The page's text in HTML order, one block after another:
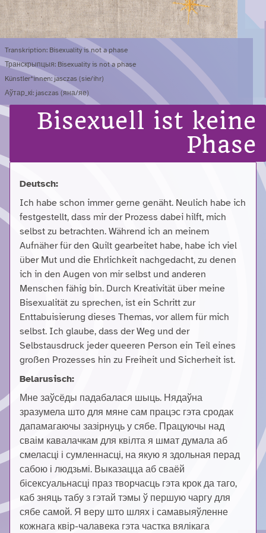
Transkription: Bisexuality is not a phase
Транскрыпцыя: Bisexuality is not a phase
Künstler*innen: jasczas (sie/ihr)
Аўтар_кі: jasczas (яна/яе)
Bisexuell ist keine
Phase
Deutsch:
Ich habe schon immer gerne genäht. Neulich habe ich
festgestellt, dass mir der Prozess dabei hilft, mich
selbst zu betrachten. Während ich an meinem
Aufnäher für den Quilt gearbeitet habe, habe ich viel
über Mut und die Ehrlichkeit nachgedacht, zu denen
ich in den Augen von mir selbst und anderen
Menschen fähig bin. Durch Kreativität über meine
Bisexualität zu sprechen, ist ein Schritt zur
Enttabuisierung dieses Themas, vor allem für mich
selbst. Ich glaube, dass der Weg und der
Selbstausdruck jeder queeren Person ein Teil eines
großen Prozesses hin zu Freiheit und Sicherheit ist.
Belarusisch:
Мне заўсёды падабалася шыць. Нядаўна
зразумела што для мяне сам працэс гэта сродак
дапамагаючы зазірнуць у сябе. Працуючы над
сваім кавалачкам для квілта я шмат думала аб
смеласці і сумленнасці, на якую я здольная перад
сабою і людзьмі. Выказацца аб сваёй
бісексуальнасці праз творчасць гэта крок да таго,
каб зняць табу з гэтай тэмы ў першую чаргу для
сябе самой. Я веру што шлях і самавыяўленне
кожнага квір-чалавека гэта частка вялікага